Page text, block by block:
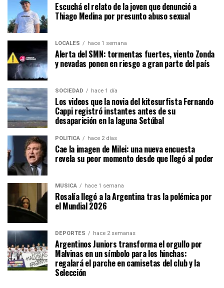
Escuchá el relato de la joven que denunció a
Thiago Medina por presunto abuso sexual
LOCALES hace 1 semana
Alerta del SMN: tormentas fuertes, viento Zonda
y nevadas ponen en riesgo a gran parte del país
SOCIEDAD hace 1 día
Los videos que la novia del kitesurfista Fernando
Cappi registró instantes antes de su
desaparición en la laguna Setúbal
POLÍTICA hace 2 días
Cae la imagen de Milei: una nueva encuesta
revela su peor momento desde que llegó al poder
MÚSICA hace 1 semana
Rosalía llegó a la Argentina tras la polémica por
el Mundial 2026
DEPORTES hace 2 semanas
Argentinos Juniors transforma el orgullo por
Malvinas en un símbolo para los hinchas:
regalará el parche en camisetas del club y la
Selección